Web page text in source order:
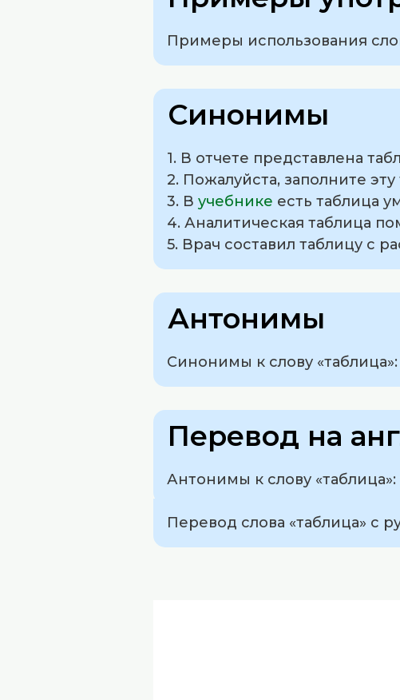
Примеры использования
Синонимы
1. В отчете представлена
2. Пожалуйста, заполните
3. В учебнике есть таблица
4. Аналитическая таблица
5. Врач составил таблицу с
Антонимы
Синонимы к слову
Перевод на
Антонимы к слову
Перевод слова «таблица» с